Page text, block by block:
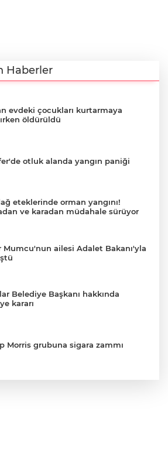
Haberler
evdeki çocukları kurtarmaya
öldürüldü
otluk alanda yangın paniği
eteklerinde orman yangını!
ve karadan müdahale sürüyor
Mumcu'nun ailesi Adalet Bakanı'yla
Belediye Başkanı hakkında
kararı
Morris grubuna sigara zammı